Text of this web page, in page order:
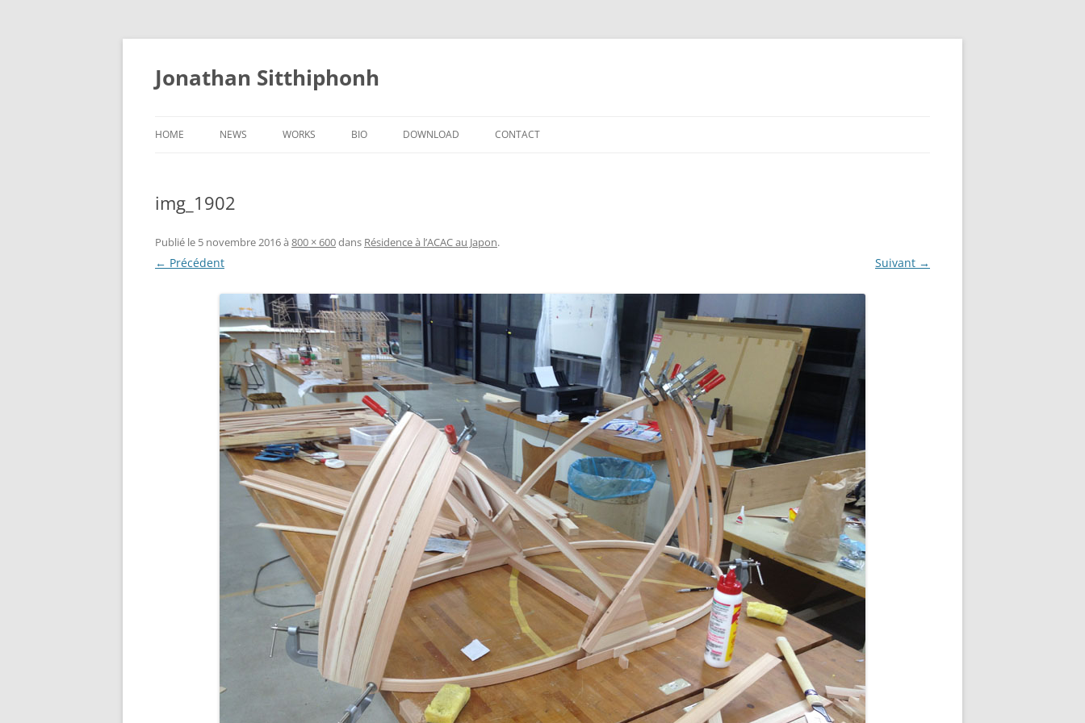
Aller
Jonathan Sitthiphonh
HOME NEWS WORKS
CHRYSALIDE
COCON
BUDDHA’S PALM
NEZHA
MAIN D’OEUVRE
À QUATRE PATTES 2/2
À QUATRE PATTES 1/2
OKTO
COCOON#2 : DANGOMUSHI
COCOON#1 : DODECAHEDRON
MUE
COQUILLE
BIO DOWNLOAD CONTACT
img_1902
Publié le 5 novembre 2016à 800 × 600dans Résidence à l’ACAC au Japon.
← Précédent Suivant →